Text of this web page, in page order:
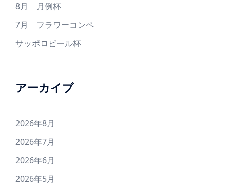
8月 月例杯
7月 フラワーコンペ
サッポロビール杯
アーカイブ
2026年8月
2026年7月
2026年6月
2026年5月